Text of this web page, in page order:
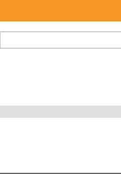
FORMULAIRE DE